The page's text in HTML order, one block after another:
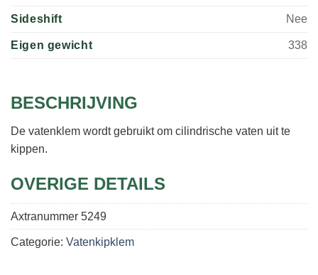
Sideshift Nee
Eigen gewicht 338
BESCHRIJVING
De vatenklem wordt gebruikt om cilindrische vaten uit te
kippen.
OVERIGE DETAILS
Axtranummer 5249
Categorie: Vatenkipklem